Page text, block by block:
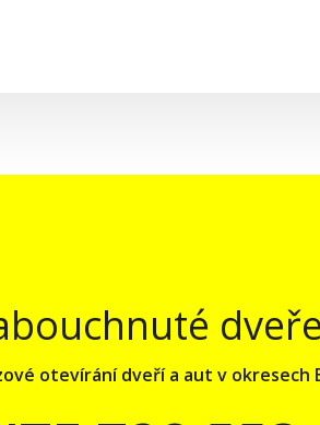
otevírání dveří a aut v okresech